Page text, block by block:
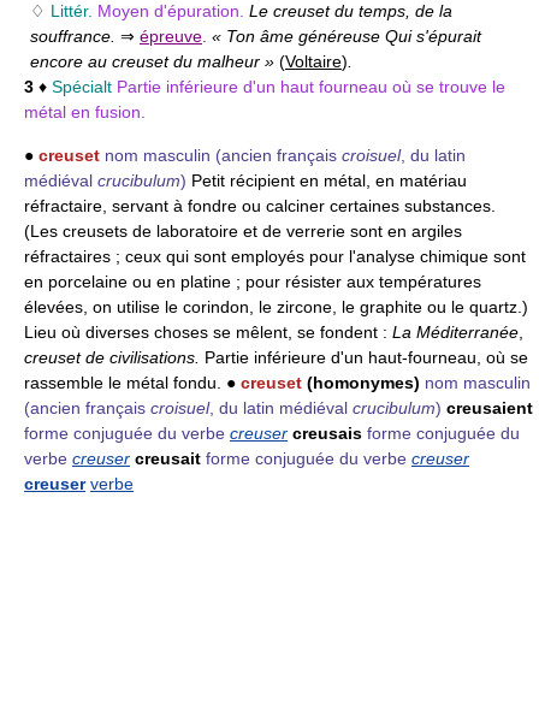
♢ Littér. Moyen d'épuration. Le creuset du temps, de la
souffrance. ⇒ épreuve « Ton âme généreuse Qui s'épurait
encore au creuset du malheur » (Voltaire)
3 ♦ Spécialt Partie inférieure d'un haut fourneau où se trouve le
métal en fusion.
● creuset nom masculin (ancien français croisuel, du latin
médiéval crucibulum) Petit récipient en métal, en matériau
réfractaire, servant à fondre ou calciner certaines substances.
(Les creusets de laboratoire et de verrerie sont en argiles
réfractaires ; ceux qui sont employés pour l'analyse chimique sont
en porcelaine ou en platine ; pour résister aux températures
élevées, on utilise le corindon, le zircone, le graphite ou le quartz.)
Lieu où diverses choses se mêlent, se fondent : La Méditerranée
creuset de civilisations. Partie inférieure d'un haut-fourneau, où se
rassemble le métal fondu. ● creuset (homonymes) nom masculin
(ancien français croisuel, du latin médiéval crucibulum) creusaient
forme conjuguée du verbe creuser creusais forme conjuguée du
verbe creuser creusait forme conjuguée du verbe creuser
creuser verbe